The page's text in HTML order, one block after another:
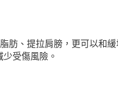
肪、提拉肩膀，更可以和
受傷風險。